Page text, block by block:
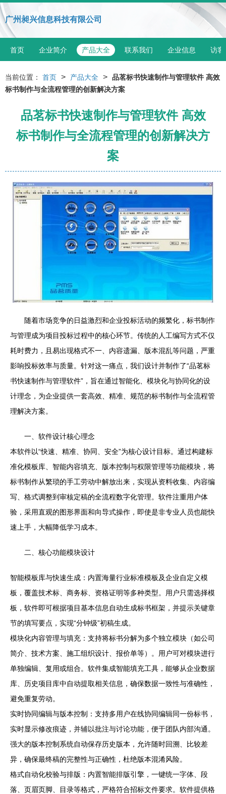
广州昶兴信息科技有限公司
首页 企业简介 产品大全 联系我们 企业信息 访客
当前位置： 首页 > 产品大全 > 品茗标书快速制作与管理软件 高效
标书制作与全流程管理的创新解决方案
品茗标书快速制作与管理软件 高效
标书制作与全流程管理的创新解决方
案
随着市场竞争的日益激烈和企业投标活动的频繁化，标书制作
与管理成为项目投标过程中的核心环节。传统的人工编写方式不仅
耗时费力，且易出现格式不一、内容遗漏、版本混乱等问题，严重
影响投标效率与质量。针对这一痛点，我们设计并制作了“品茗标
书快速制作与管理软件”，旨在通过智能化、模块化与协同化的设
计理念，为企业提供一套高效、精准、规范的标书制作与全流程管
理解决方案。
一、软件设计核心理念
本软件以“快速、精准、协同、安全”为核心设计目标。通过构建标
准化模板库、智能内容填充、版本控制与权限管理等功能模块，将
标书制作从繁琐的手工劳动中解放出来，实现从资料收集、内容编
写、格式调整到审核定稿的全流程数字化管理。软件注重用户体
验，采用直观的图形界面和向导式操作，即使是非专业人员也能快
速上手，大幅降低学习成本。
二、核心功能模块设计
智能模板库与快速生成：内置海量行业标准模板及企业自定义模
板，覆盖技术标、商务标、资格证明等多种类型。用户只需选择模
板，软件即可根据项目基本信息自动生成标书框架，并提示关键章
节的填写要点，实现“分钟级”初稿生成。
模块化内容管理与填充：支持将标书分解为多个独立模块（如公司
简介、技术方案、施工组织设计、报价单等）。用户可对模块进行
单独编辑、复用或组合。软件集成智能填充工具，能够从企业数据
库、历史项目库中自动提取相关信息，确保数据一致性与准确性，
避免重复劳动。
实时协同编辑与版本控制：支持多用户在线协同编辑同一份标书，
实时显示修改痕迹，并辅以批注与讨论功能，便于团队内部沟通。
强大的版本控制系统自动保存历史版本，允许随时回溯、比较差
异，确保最终稿的完整性与正确性，杜绝版本混淆风险。
格式自动化校验与排版：内置智能排版引擎，一键统一字体、段
落、页眉页脚、目录等格式，严格符合招标文件要求。软件提供格